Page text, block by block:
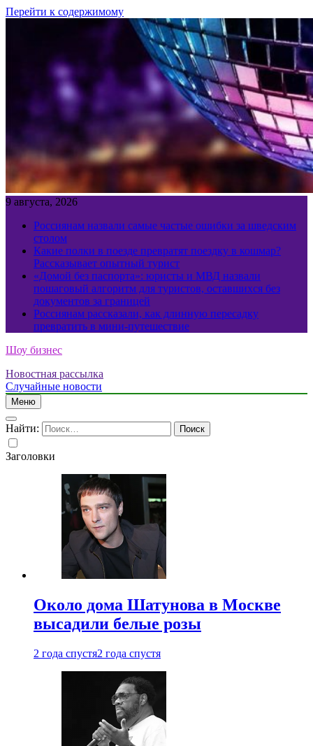
Перейти к содержимому
9 августа, 2026
Россиянам назвали самые частые ошибки за шведским
столом
Какие полки в поезде превратят поездку в кошмар?
Рассказывает опытный турист
«Домой без паспорта»: юристы и МВД назвали
пошаговый алгоритм для туристов, оставшихся без
документов за границей
Россиянам рассказали, как длинную пересадку
превратить в мини-путешествие
Шоу бизнес
Новостная рассылка
Случайные новости
Меню
Найти:
Заголовки
Около дома Шатунова в Москве
высадили белые розы
2 года спустя2 года спустя